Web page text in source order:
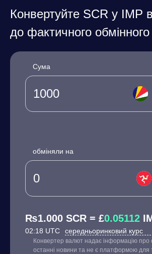
Конвертуйте SCR у IMP
до фактичного обмінного
Сума
обміняли на
₨1.000 SCR = £0.05112
02:18 UTC середньоринковий курс
Конвертер валют надає інформацію про
останні новини та не є платформою для